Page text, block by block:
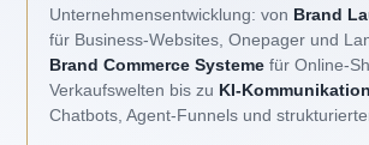
Unternehmensentwicklung: von Brand
für Business-Websites, Onepager und
Brand Commerce Systeme für Online-
Verkaufswelten bis zu KI-
Chatbots, Agent-Funnels und